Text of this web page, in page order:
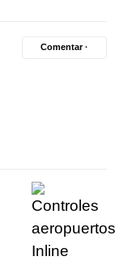
Comentar ·